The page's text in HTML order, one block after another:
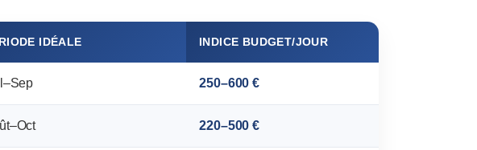
IDÉALE INDICE BUDGET/JOUR
250–600 €
220–500 €